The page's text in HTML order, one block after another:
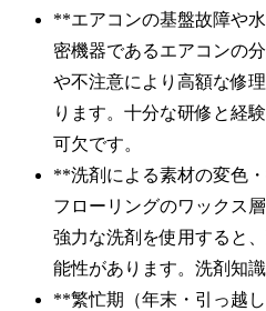
**エアコンの基盤故障や
密機器であるエアコンの
や不注意により高額な修
ります。十分な研修と経
可欠です。
**洗剤による素材の変色
フローリングのワックス
強力な洗剤を使用すると
能性があります。洗剤知
**繁忙期（年末・引っ越